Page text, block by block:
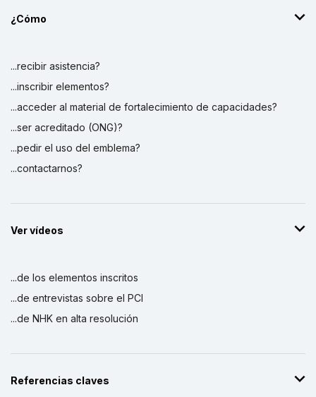
¿Cómo
...recibir asistencia?
...inscribir elementos?
...acceder al material de fortalecimiento de capacidades?
...ser acreditado (ONG)?
...pedir el uso del emblema?
...contactarnos?
Ver vídeos
...de los elementos inscritos
...de entrevistas sobre el PCI
...de NHK en alta resolución
Referencias claves